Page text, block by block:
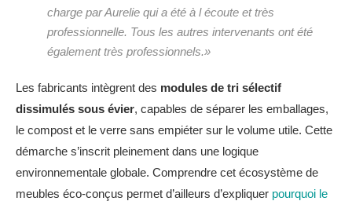
charge par Aurelie qui a été à l écoute et très
professionnelle. Tous les autres intervenants ont été
également très professionnels.»
Les fabricants intègrent des modules de tri sélectif
dissimulés sous évier, capables de séparer les emballages,
le compost et le verre sans empiéter sur le volume utile. Cette
démarche s’inscrit pleinement dans une logique
environnementale globale. Comprendre cet écosystème de
meubles éco-conçus permet d’ailleurs d’expliquer pourquoi le